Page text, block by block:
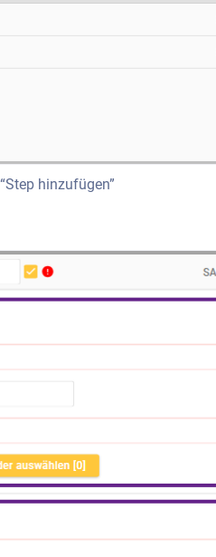
hinzufügen”